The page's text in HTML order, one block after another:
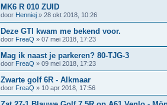
MK6 R 010 ZUID
door Henniej » 28 okt 2018, 10:26
Deze GTI kwam me bekend voor.
door FreaQ » 07 mei 2018, 17:23
Mag ik naast je parkeren? 80-TJG-3
door FreaQ » 09 mei 2018, 17:23
Zwarte golf 6R - Alkmaar
door FreaQ » 10 apr 2018, 17:56